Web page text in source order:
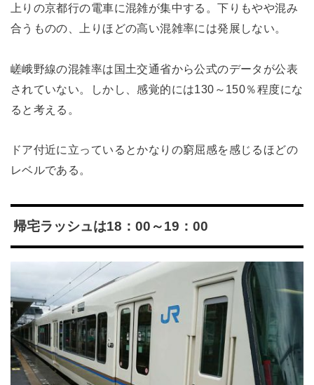
上りの京都行の電車に混雑が集中する。下りもやや混み
合うものの、上りほどの高い混雑率には発展しない。
嵯峨野線の混雑率は国土交通省から公式のデータが公表
されていない。しかし、感覚的には130～150％程度にな
ると考える。
ドア付近に立っているとかなりの窮屈感を感じるほどの
レベルである。
帰宅ラッシュは18：00～19：00